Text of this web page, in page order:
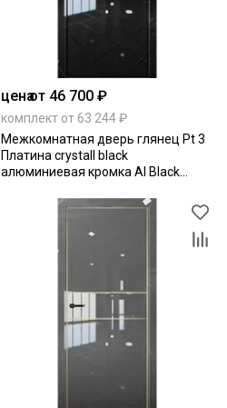
ценаот 46 700 ₽
комплект от 63 244 ₽
Межкомнатная дверь глянец Pt 3
Платина crystall black
алюминиевая кромка Al Black